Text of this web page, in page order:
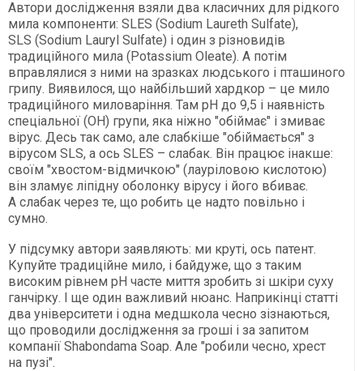
Автори дослідження взяли два класичних для рідкого
мила компоненти: SLES (Sodium Laureth Sulfate),
SLS (Sodium Lauryl Sulfate) і один з різновидів
традиційного мила (Potassium Oleate). А потім
вправлялися з ними на зразках людського і пташиного
грипу. Виявилося, що найбільший хардкор – це мило
традиційного миловаріння. Там рН до 9,5 і наявність
спеціальної (ОН) групи, яка ніжно "обіймає" і змиває
вірус. Десь так само, але слабкіше "обіймається" з
вірусом SLS, а ось SLES – слабак. Він працює інакше:
своїм "хвостом-відмичкою" (лауріловою кислотою)
він зламує ліпідну оболонку вірусу і його вбиває.
А слабак через те, що робить це надто повільно і
сумно.
У підсумку автори заявляють: ми круті, ось патент.
Купуйте традиційне мило, і байдуже, що з таким
високим рівнем рН часте миття зробить зі шкіри суху
ганчірку. І ще один важливий нюанс. Наприкінці статті
два університети і одна медшкола чесно зізнаються,
що проводили дослідження за гроші і за запитом
компанії Shabondama Soap. Але "робили чесно, хрест
на пузі".